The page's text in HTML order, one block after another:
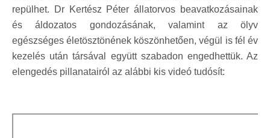
repülhet. Dr Kertész Péter állatorvos beavatkozásainak
és áldozatos gondozásának, valamint az ölyv
egészséges életösztönének köszönhetően, végül is fél év
kezelés után társával együtt szabadon engedhettük. Az
elengedés pillanatairól az alábbi kis videó tudósít: